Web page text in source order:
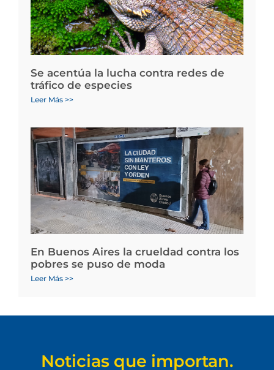
Se acentúa la lucha contra redes de
tráfico de especies
Leer Más >>
En Buenos Aires la crueldad contra los
pobres se puso de moda
Leer Más >>
Noticias que importan.